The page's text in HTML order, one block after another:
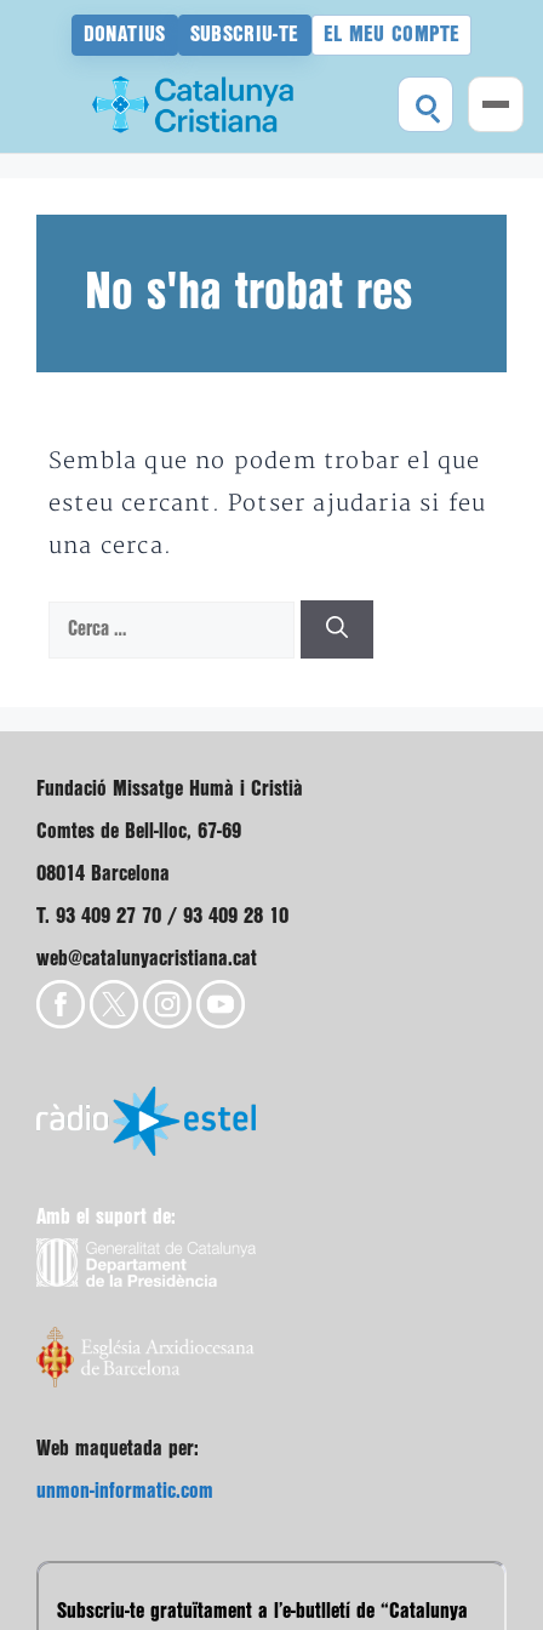
DONATIUS SUBSCRIU-TE EL MEU COMPTE
No s'ha trobat res
Sembla que no podem trobar el que
esteu cercant. Potser ajudaria si feu
una cerca.
Cerca:
Fundació Missatge Humà i Cristià
Comtes de Bell-lloc, 67-69
08014 Barcelona
T. 93 409 27 70 / 93 409 28 10
web@catalunyacristiana.cat
Amb el suport de:
Web maquetada per:
unmon-informatic.com
Subscriu-te gratuïtament a l’e-butlletí de “Catalunya